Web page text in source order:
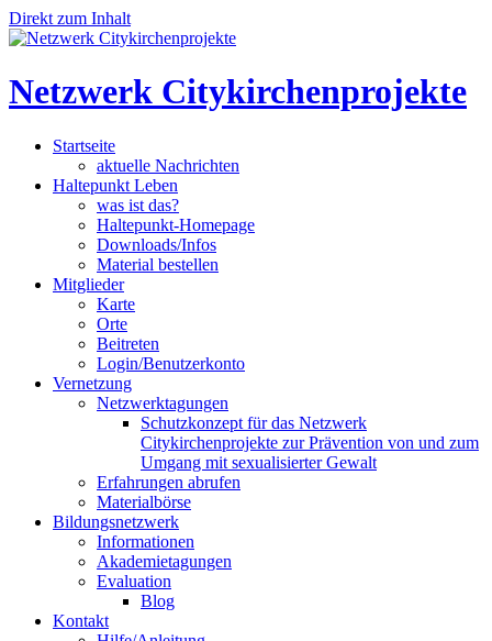
Direkt zum Inhalt
Netzwerk Citykirchenprojekte
Startseite
aktuelle Nachrichten
Haltepunkt Leben
was ist das?
Haltepunkt-Homepage
Downloads/Infos
Material bestellen
Mitglieder
Karte
Orte
Beitreten
Login/Benutzerkonto
Vernetzung
Netzwerktagungen
Schutzkonzept für das Netzwerk
Citykirchenprojekte zur Prävention von und zum
Umgang mit sexualisierter Gewalt
Erfahrungen abrufen
Materialbörse
Bildungsnetzwerk
Informationen
Akademietagungen
Evaluation
Blog
Kontakt